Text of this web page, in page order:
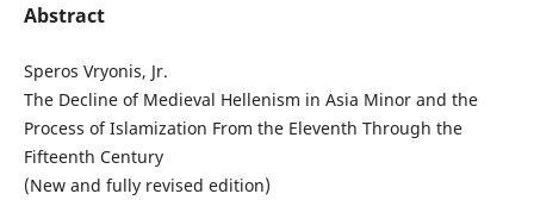
Abstract
Speros Vryonis, Jr.
The Decline of Medieval Hellenism in Asia Minor and the
Process of Islamization From the Eleventh Through the
Fifteenth Century
(New and fully revised edition)